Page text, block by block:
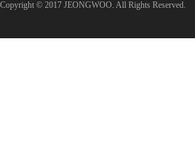
Copyright © 2017 JEONGWOO. All Rights Reserved.